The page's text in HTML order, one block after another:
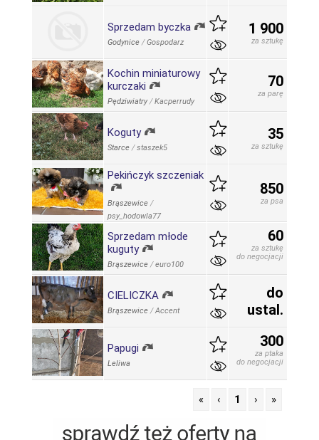
Sprzedam byczka
Godynice /Gospodarz
1 900
za sztukę
Kochin miniaturowy
kurczaki
Pędziwiatry /Kacperrudy
70
za parę
Koguty
Starce /staszek5
35
za sztukę
Pekińczyk szczeniak
Brąszewice /
psy_hodowla77
850
za psa
Sprzedam młode
kuguty
Brąszewice /euro100
60
za sztukę
do negocjacji
CIELICZKA
Brąszewice /Accent
do
ustal.
Papugi
Leliwa
300
za ptaka
do negocjacji
« ‹ 1 › »